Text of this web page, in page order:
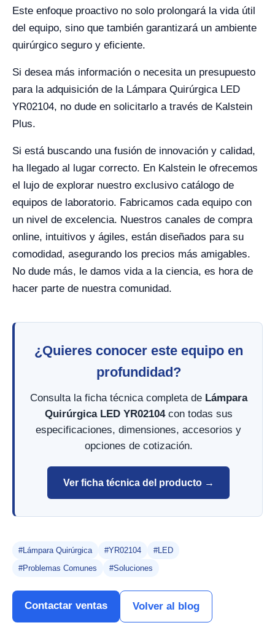
Este enfoque proactivo no solo prolongará la vida útil
del equipo, sino que también garantizará un ambiente
quirúrgico seguro y eficiente.
Si desea más información o necesita un presupuesto
para la adquisición de la Lámpara Quirúrgica LED
YR02104, no dude en solicitarlo a través de Kalstein
Plus.
Si está buscando una fusión de innovación y calidad,
ha llegado al lugar correcto. En Kalstein le ofrecemos
el lujo de explorar nuestro exclusivo catálogo de
equipos de laboratorio. Fabricamos cada equipo con
un nivel de excelencia. Nuestros canales de compra
online, intuitivos y ágiles, están diseñados para su
comodidad, asegurando los precios más amigables.
No dude más, le damos vida a la ciencia, es hora de
hacer parte de nuestra comunidad.
¿Quieres conocer este equipo en
profundidad?
Consulta la ficha técnica completa de Lámpara
Quirúrgica LED YR02104con todas sus
especificaciones, dimensiones, accesorios y
opciones de cotización.
Ver ficha técnica del producto →
#Lámpara Quirúrgica #YR02104
#LED
#Problemas Comunes
#Soluciones
Contactar ventas Volver al blog